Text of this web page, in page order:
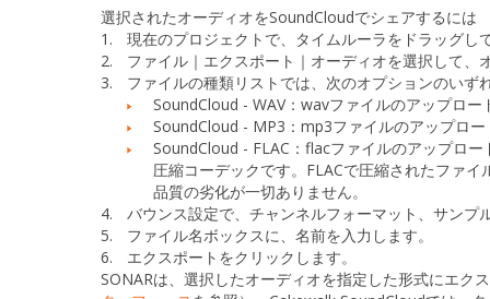
選択されたオーディオをSoundCloudでシェアするには
1.
現在のプロジェクトで、タイムルーラをドラッグ
2.
ファイル｜エクスポート｜オーディオを選択して、
3.
ファイルの種類リストでは、次のオプションのいず
SoundCloud - WAV： wavファイルのアップロー
SoundCloud - MP3： mp3ファイルのアップロ
SoundCloud - FLAC： flacファイルのアップロー
圧縮コーデックです。FLACで圧縮されたファ
品質の劣化が一切ありません。
4.
バウンス設定で、チャンネルフォーマット、サンプ
5.
ファイル名ボックスに、名前を入力します。
6.
エクスポートをクリックします。
SONARは、選択したオーディオを指定した形式にエク